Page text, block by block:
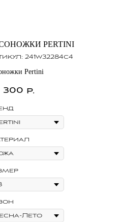
PERTINI
241w32284c4
Pertini
300 р.